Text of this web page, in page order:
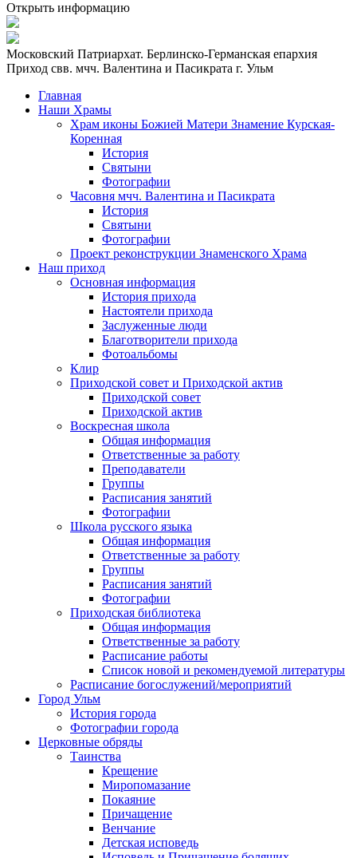
Открыть информацию
Московский Патриархат. Берлинско-Германская епархия
Приход свв. мчч. Валентина и Пасикрата г. Ульм
Главная
Наши Храмы
Храм иконы Божией Матери Знамение Курская-
Коренная
История
Святыни
Фотографии
Часовня мчч. Валентина и Пасикрата
История
Святыни
Фотографии
Проект реконструкции Знаменского Храма
Наш приход
Основная информация
История прихода
Настоятели прихода
Заслуженные люди
Благотворители прихода
Фотоальбомы
Клир
Приходской совет и Приходской актив
Приходской совет
Приходской актив
Воскресная школа
Общая информация
Ответственные за работу
Преподаватели
Группы
Расписания занятий
Фотографии
Школа русского языка
Общая информация
Ответственные за работу
Группы
Расписания занятий
Фотографии
Приходская библиотека
Общая информация
Ответственные за работу
Расписание работы
Список новой и рекомендуемой литературы
Расписание богослужений/мероприятий
Город Ульм
История города
Фотографии города
Церковные обряды
Таинства
Крещение
Миропомазание
Покаяние
Причащение
Венчание
Детская исповедь